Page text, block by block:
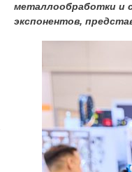
металлообработки и
экспонентов,